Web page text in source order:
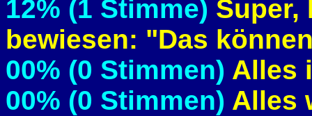
12% (1 Stimme) Super,
bewiesen: "Das
00% (0 Stimmen) Alles
00% (0 Stimmen) Alles